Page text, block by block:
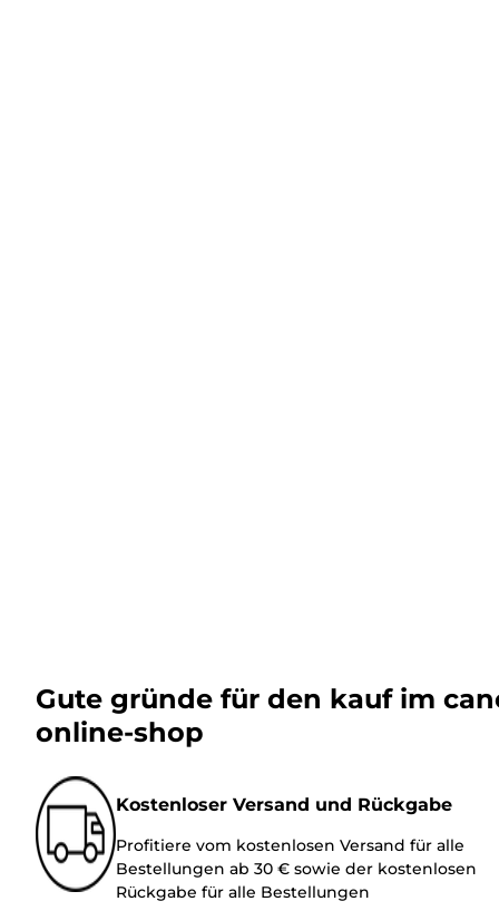
Gute gründe für den kauf im
online-shop
Kostenloser Versand und Rückgabe
Profitiere vom kostenlosen Versand für alle
Bestellungen ab 30 € sowie der kostenlosen
Rückgabe für alle Bestellungen